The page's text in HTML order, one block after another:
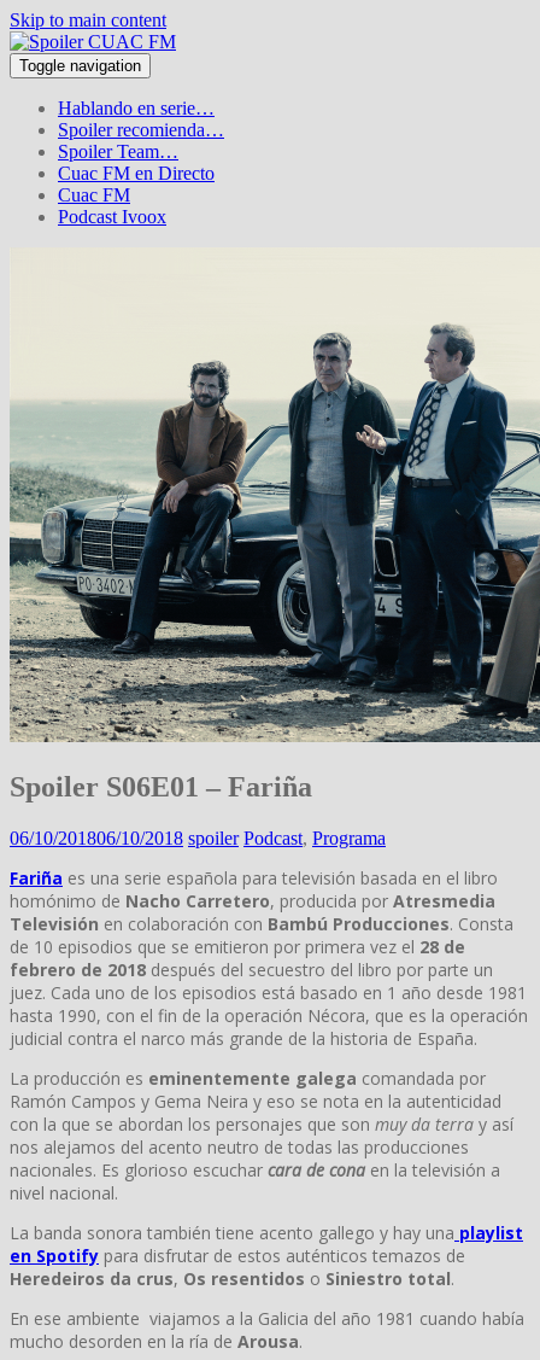
Skip to main content
Toggle navigation
Hablando en serie…
Spoiler recomienda…
Spoiler Team…
Cuac FM en Directo
Cuac FM
Podcast Ivoox
Spoiler S06E01 – Fariña
06/10/201806/10/2018 spoiler Podcast, Programa
Fariña es una serie española para televisión basada en el libro
homónimo de Nacho Carretero, producida por Atresmedia
Televisión en colaboración con Bambú Producciones. Consta
de 10 episodios que se emitieron por primera vez el 28 de
febrero de 2018 después del secuestro del libro por parte un
juez. Cada uno de los episodios está basado en 1 año desde 1981
hasta 1990, con el fin de la operación Nécora, que es la operación
judicial contra el narco más grande de la historia de España.
La producción es eminentemente galega comandada por
Ramón Campos y Gema Neira y eso se nota en la autenticidad
con la que se abordan los personajes que son muy da terra y así
nos alejamos del acento neutro de todas las producciones
nacionales. Es glorioso escuchar cara de cona en la televisión a
nivel nacional.
La banda sonora también tiene acento gallego y hay una playlist
en Spotify para disfrutar de estos auténticos temazos de
Heredeiros da crus, Os resentidos o Siniestro total.
En ese ambiente viajamos a la Galicia del año 1981 cuando había
mucho desorden en la ría de Arousa.